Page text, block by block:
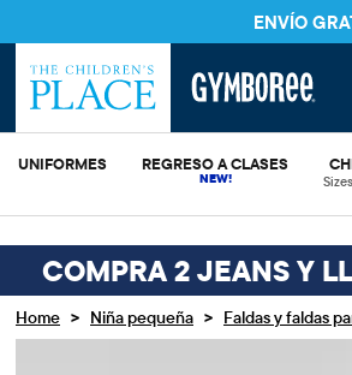
ENVÍO
UNIFORMES REGRESO A CLASES
COMPRA 2 JEANS Y
Home > Niña pequeña > Faldas y faldas